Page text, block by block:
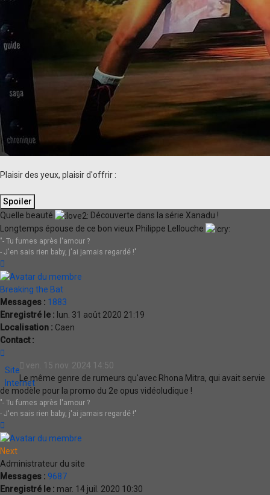
Plaisir des yeux, plaisir d'offrir :
Quelle beauté
Découverte dans la série Xanadu !
Longtemps épouse de ce bon vieux Philippe Lellouche
"- Tu fumes après l'amour ?
- J'en sais rien baby, j'ai jamais regardé !"
Breaking the Bat
Messages : 1883
Enregistré le : lun. 31 août 2020 21:19
Localisation : Caen
Contact :
Breaking
the
Bat
Site
Internet
ven. 15 nov. 2024 14:50
Le même genre de rumeurs qu'avec Rhona Mitra, qui avait servie
de modèle pour la promo du 2e opus vidéoludique !
"- Tu fumes après l'amour ?
- J'en sais rien baby, j'ai jamais regardé !"
Next
Administrateur du site
Messages : 9687
Enregistré le : mar. 14 juil. 2020 10:30